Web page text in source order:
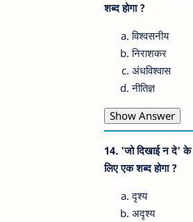
शब्द होगा ?
विश्वसनीय
निराशकर
अंधविश्वास
नीतिज्ञ
Show Answer
14. 'जो दिखाई न दे' के
लिए एक शब्द होगा ?
दृश्य
अदृश्य